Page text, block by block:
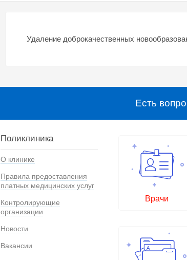
Удаление доброкачественных
Есть
Поликлиника
О клинике
Правила предоставления
платных медицинских услуг
Контролирующие
организации
Новости
Вакансии
Врачи